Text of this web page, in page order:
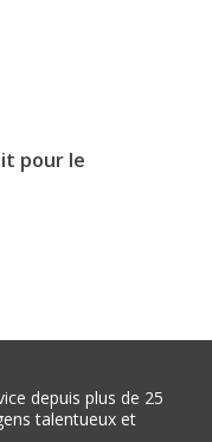
pour le
depuis plus de 25
talentueux et